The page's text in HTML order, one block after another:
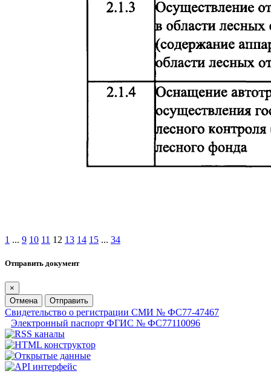
1 ... 9 10 11 12 13 14 15 ... 34
Отправить документ
×
Отмена
Отправить
Свидетельство о регистрации СМИ № ФС77-47467
Электронный паспорт ФГИС № ФС77110096